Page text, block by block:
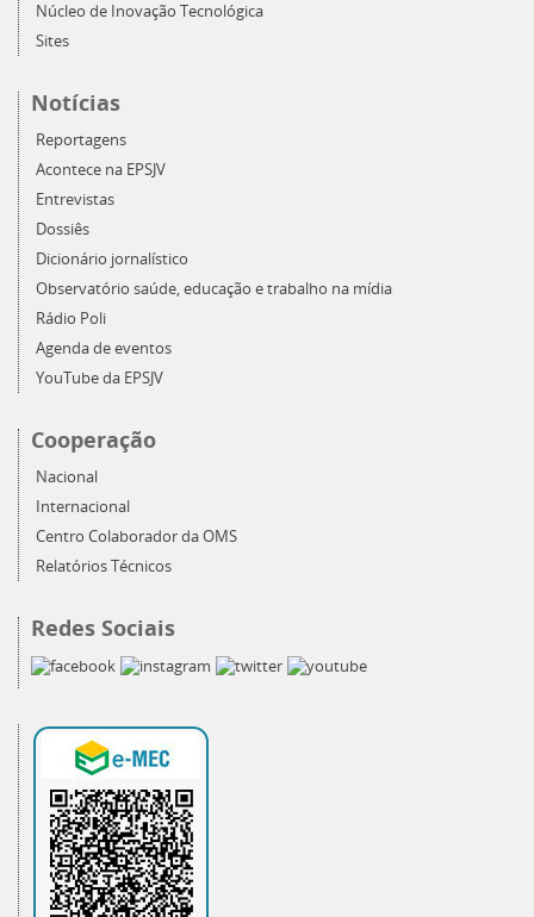
Núcleo de Inovação Tecnológica
Sites
Notícias
Reportagens
Acontece na EPSJV
Entrevistas
Dossiês
Dicionário jornalístico
Observatório saúde, educação e trabalho na mídia
Rádio Poli
Agenda de eventos
YouTube da EPSJV
Cooperação
Nacional
Internacional
Centro Colaborador da OMS
Relatórios Técnicos
Redes Sociais